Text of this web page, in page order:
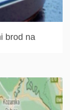
brod na